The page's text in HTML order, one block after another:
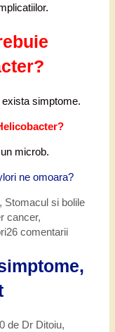
simptome.
microb.
ne omoara?
, Stomacul si bolile
cancer,
26 comentarii
de Dr Ditoiu,